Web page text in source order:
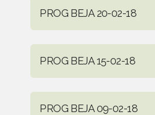
PROG BEJA 20-02-18
PROG BEJA 15-02-18
PROG BEJA 09-02-18